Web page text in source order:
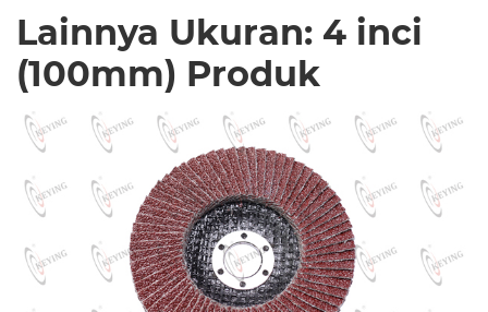
Lainnya Ukuran: 4 inci
(100mm) Produk